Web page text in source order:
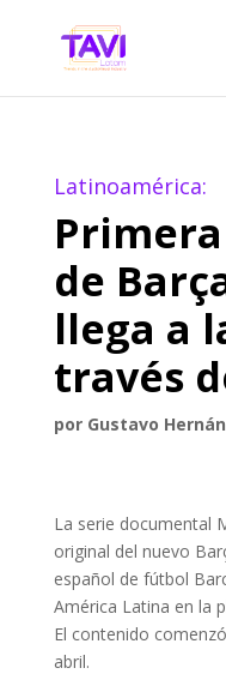
Latinoamérica:
de
llega a
través
por Gustavo
La serie documental
original del nuevo
español de fútbol
América Latina en la
El contenido
abril.